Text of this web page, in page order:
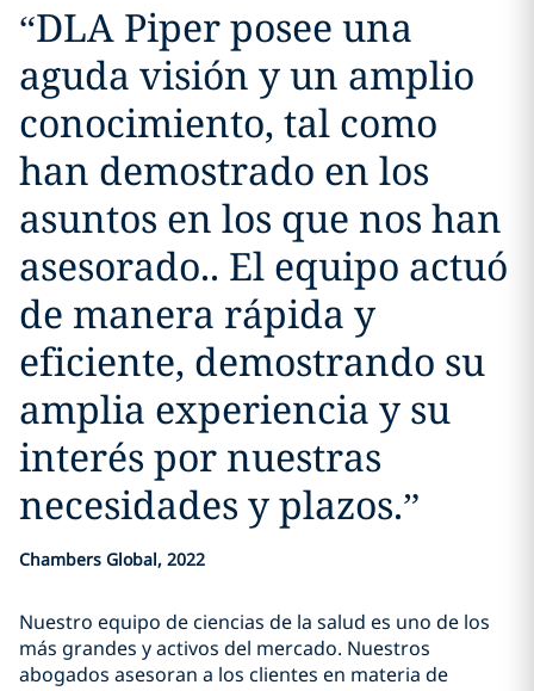
“DLA Piper posee una
aguda visión y un amplio
conocimiento, tal como
han demostrado en los
asuntos en los que nos han
asesorado.. El equipo actuó
de manera rápida y
eficiente, demostrando su
amplia experiencia y su
interés por nuestras
necesidades y plazos.”
Chambers Global, 2022
Nuestro equipo de ciencias de la salud es uno de los
más grandes y activos del mercado. Nuestros
abogados asesoran a los clientes en materia de